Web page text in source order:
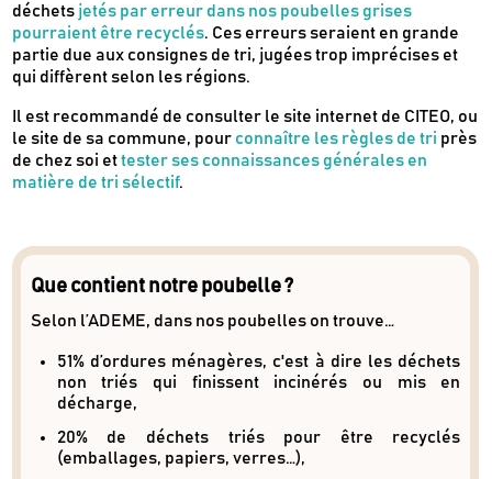
Newsletter
Inscrivez-vous
Des guides d’achats de produits éco-
déchets jetés par erreur dans nos poubelles grises
pourraient être recyclés. Ces erreurs seraient en grande
partie due aux consignes de tri, jugées trop imprécises et
qui diffèrent selon les régions.
Il est recommandé de consulter le site internet de CITEO, ou
le site de sa commune, pour connaître les règles de tri près
de chez soi ettester ses connaissances générales en
matière de tri sélectif.
Que contient notre poubelle ?
Selon l’ADEME, dans nos poubelles on trouve…
51% d’ordures ménagères, c'est à dire les déchets
non triés qui finissent incinérés ou mis en
décharge,
20% de déchets triés pour être recyclés
(emballages, papiers, verres…),